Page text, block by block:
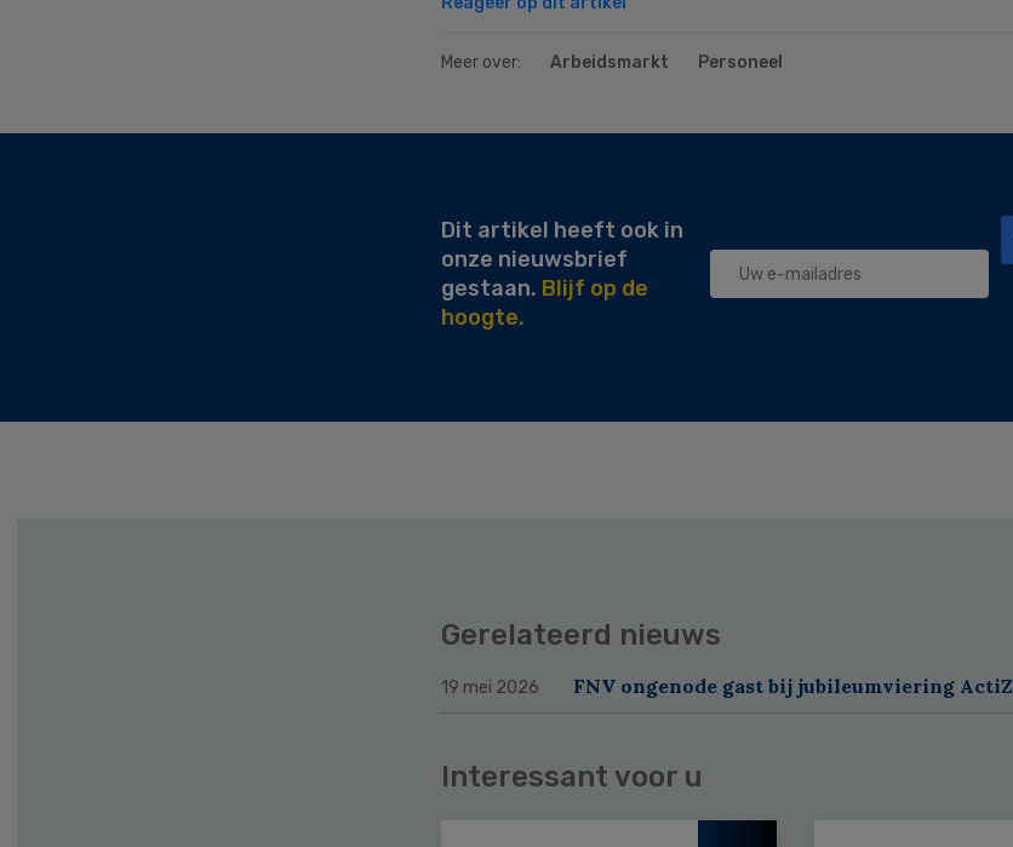
Meer over: Arbeidsmarkt Personeel
Dit artikel heeft ook in
onze nieuwsbrief
gestaan. Blijf op de
hoogte.
Gerelateerd nieuws
19 mei 2026 FNV ongenode gast bij jubileumviering ActiZ
Interessant voor u